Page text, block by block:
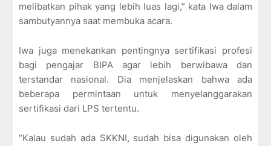
melibatkan pihak yang lebih luas lagi,” kata Iwa dalam
sambutyannya saat membuka acara.
Iwa juga menekankan pentingnya sertifikasi profesi
bagi pengajar BIPA agar lebih berwibawa dan
terstandar nasional. Dia menjelaskan bahwa ada
beberapa permintaan untuk menyelanggarakan
sertifikasi dari LPS tertentu.
“Kalau sudah ada SKKNI, sudah bisa digunakan oleh